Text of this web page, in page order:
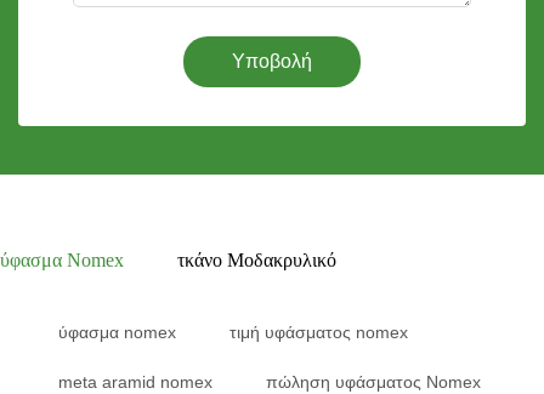
Υποβολή
ύφασμα Nomex τκάνο Μοδακρυλικό
ύφασμα nomex τιμή υφάσματος nomex
meta aramid nomex πώληση υφάσματος Nomex